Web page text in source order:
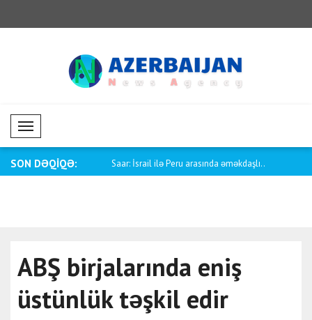
Mobil Menü
SON DƏQİQƏ:
Nazirliyi: Cərəmanada.. Saar: İsrail ilə Peru arasında əməkdaşlı..
ABŞ birjalarında eniş
üstünlük təşkil edir